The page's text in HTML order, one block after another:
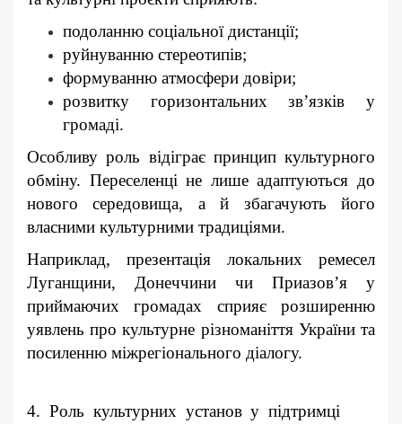
подоланню соціальної дистанції;
руйнуванню стереотипів;
формуванню атмосфери довіри;
розвитку горизонтальних зв’язків у
громаді.
Особливу роль відіграє принцип культурного
обміну. Переселенці не лише адаптуються до
нового середовища, а й збагачують його
власними культурними традиціями.
Наприклад, презентація локальних ремесел
Луганщини, Донеччини чи Приазов’я у
приймаючих громадах сприяє розширенню
уявлень про культурне різноманіття України та
посиленню міжрегіонального діалогу.
4. Роль культурних установ у підтримці